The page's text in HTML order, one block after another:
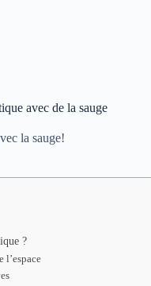
avec de la sauge
la sauge!
?
l’espace